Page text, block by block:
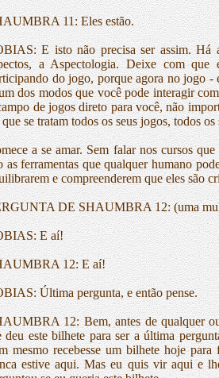
11: Eles estão.
E isto não precisa ser assim. Há
a Aspectologia. Deixe com que
do jogo, porque agora no jogo -
dos modos que você pode interagir
de jogos direto para você, não
se tratam todos os seus jogos, todos
a se amar. Sem falar nos cursos
as ferramentas que qualquer humano
e compreenderem que eles são
DE SHAUMBRA 12: (uma
E aí!
12: E aí!
Última pergunta, e então pense.
12: Bem, antes de qualquer
deu este bilhete para ser a última
mesmo recebesse um bilhete hoje
estive aqui. Mas eu quis vir aqui e